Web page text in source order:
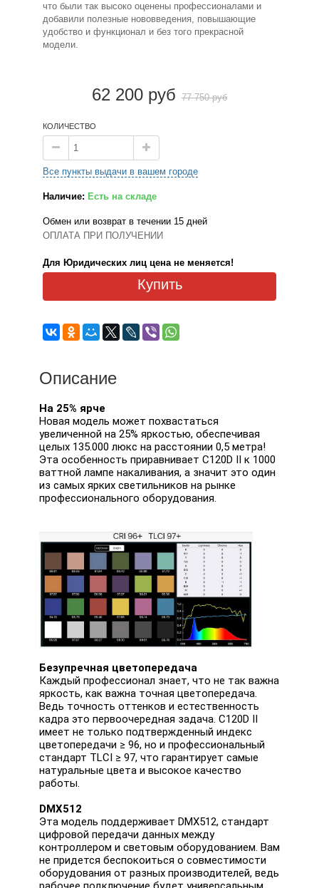
что были так высоко оценены профессионалами и
добавили полезные нововведения, повышающие
удобство и функционал и без того прекрасной
модели.
62 200 руб 77 750 руб
КОЛИЧЕСТВО
Все пункты выдачи в вашем городе
Наличие: Есть на складе
Обмен или возврат в течении 15 дней
ОПЛАТА ПРИ ПОЛУЧЕНИИ
Для Юридических лиц цена не меняется!
Купить
Описание
На 25% ярче
Новая модель может похвастаться
увеличенной на 25% яркостью, обеспечивая
целых 135.000 люкс на расстоянии 0,5 метра!
Эта особенность приравнивает C120D II к 1000
ваттной лампе накаливания, а значит это один
из самых ярких светильников на рынке
профессионального оборудования.
Безупречная цветопередача
Каждый профессионал знает, что не так важна
яркость, как важна точная цветопередача.
Ведь точность оттенков и естественность
кадра это первоочередная задача. C120D II
имеет не только подтвержденный индекс
цветопередачи ≥ 96, но и профессиональный
стандарт TLCI ≥ 97, что гарантирует самые
натуральные цвета и высокое качество
работы.
DMX512
Эта модель поддерживает DMX512, стандарт
цифровой передачи данных между
контроллером и световым оборудованием. Вам
не придется беспокоиться о совместимости
оборудования от разных производителей, ведь